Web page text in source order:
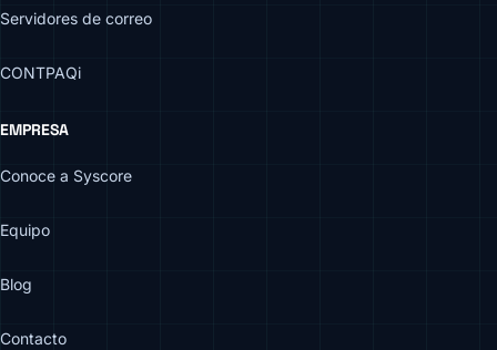
Servidores de correo
CONTPAQi
EMPRESA
Conoce a Syscore
Equipo
Blog
Contacto